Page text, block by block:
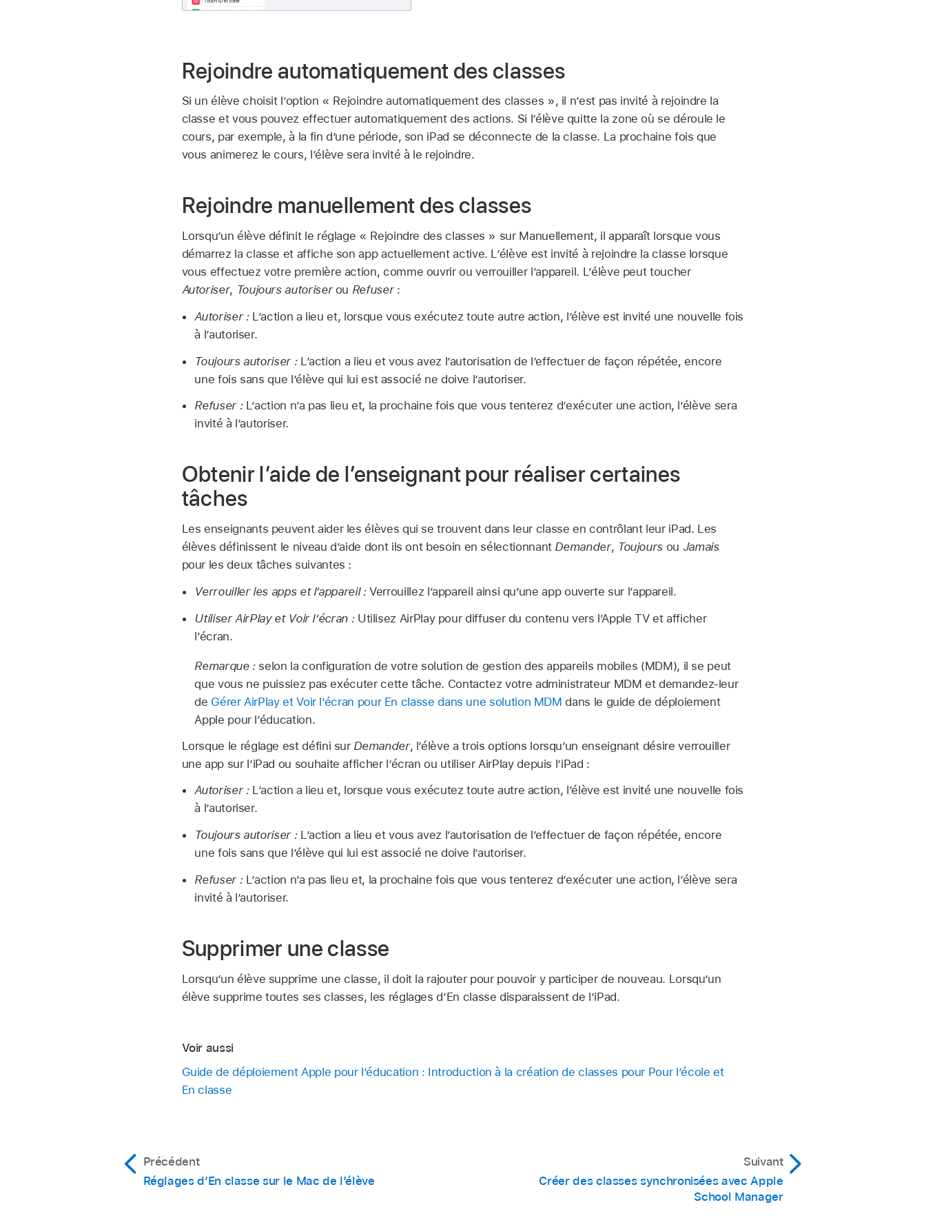
Rejoindre automatiquement des classes
Si un élève choisit l’option « Rejoindre automatiquement des classes », il n’est pas invité à rejoindre la
classe et vous pouvez effectuer automatiquement des actions. Si l’élève quitte la zone où se déroule le
cours, par exemple, à la fin d’une période, son iPad se déconnecte de la classe. La prochaine fois que
vous animerez le cours, l’élève sera invité à le rejoindre.
Rejoindre manuellement des classes
Lorsqu’un élève définit le réglage « Rejoindre des classes » sur Manuellement, il apparaît lorsque vous
démarrez la classe et affiche son app actuellement active. L’élève est invité à rejoindre la classe lorsque
vous effectuez votre première action, comme ouvrir ou verrouiller l’appareil. L’élève peut toucher
Autoriser, Toujours autoriserou Refuser:
Autoriser :L’action a lieu et, lorsque vous exécutez toute autre action, l’élève est invité une nouvelle fois
à l’autoriser.
Toujours autoriser :L’action a lieu et vous avez l’autorisation de l’effectuer de façon répétée, encore
une fois sans que l’élève qui lui est associé ne doive l’autoriser.
Refuser :L’action n’a pas lieu et, la prochaine fois que vous tenterez d’exécuter une action, l’élève sera
invité à l’autoriser.
Obtenir l’aide de l’enseignant pour réaliser certaines
tâches
Les enseignants peuvent aider les élèves qui se trouvent dans leur classe en contrôlant leur iPad. Les
élèves définissent le niveau d’aide dont ils ont besoin en sélectionnant Demander, Toujours ou Jamais
pour les deux tâches suivantes :
Verrouiller les apps et l’appareil :Verrouillez l’appareil ainsi qu’une app ouverte sur l’appareil.
Utiliser AirPlay et Voir l’écran :Utilisez AirPlay pour diffuser du contenu vers l’Apple TVet afficher
l’écran.
Remarque : selon la configuration de votre solution de gestion des appareils mobiles (MDM), il se peut
que vous ne puissiez pas exécuter cette tâche. Contactez votre administrateur MDM et demandez-leur
de Gérer AirPlay et Voir l’écran pour En classe dans une solution MDM dans le guide de déploiement
Apple pour l’éducation.
Lorsque le réglage est défini sur Demander, l’élève a trois options lorsqu’un enseignant désire verrouiller
une app sur l’iPad ou souhaite afficher l’écran ou utiliser AirPlay depuis l’iPad :
Autoriser :L’action a lieu et, lorsque vous exécutez toute autre action, l’élève est invité une nouvelle fois
à l’autoriser.
Toujours autoriser :L’action a lieu et vous avez l’autorisation de l’effectuer de façon répétée, encore
une fois sans que l’élève qui lui est associé ne doive l’autoriser.
Refuser :L’action n’a pas lieu et, la prochaine fois que vous tenterez d’exécuter une action, l’élève sera
invité à l’autoriser.
Supprimer une classe
Lorsqu’un élève supprime une classe, il doit la rajouter pour pouvoir y participer de nouveau. Lorsqu’un
élève supprime toutes ses classes, les réglages d’En classe disparaissent de l’iPad.
Voir aussi
Guide de déploiement Apple pour l’éducation : Introduction à la création de classes pour Pour l’école et
En classe
Précédent
Réglages d’En classe sur le Mac de l’élève
Suivant
Créer des classes synchronisées avec Apple
School Manager